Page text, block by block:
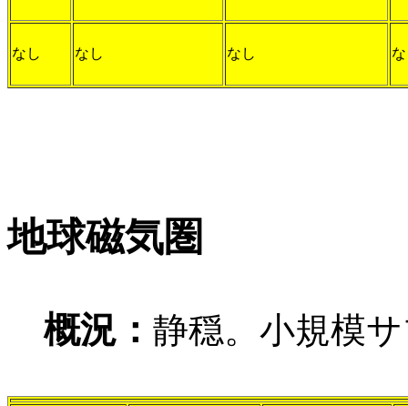
なし なし なし
地球磁気圏
概況： 静穏。小規模